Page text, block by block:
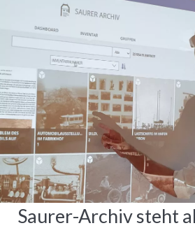
Saurer-Archiv steht